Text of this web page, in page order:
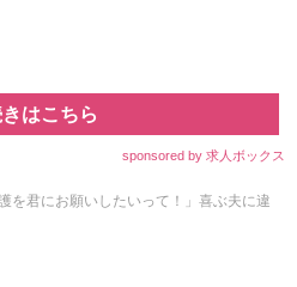
はこちら
sponsored by 求人ボックス
を君にお願いしたいって！」喜ぶ夫に違